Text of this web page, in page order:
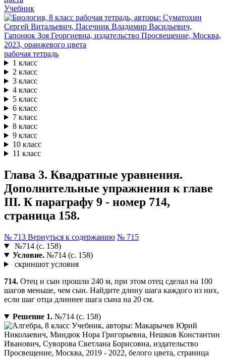
Учебник
рабочая тетрадь
1 класс
2 класс
3 класс
4 класс
5 класс
6 класс
7 класс
8 класс
9 класс
10 класс
11 класс
Глава 3. Квадратные уравнения.
Дополнительные упражнения к главе
III. К параграфу 9 - номер 714,
страница 158.
№ 713 Вернуться к содержанию № 715
№714 (с. 158)
Условие.№714 (с. 158)
скриншот условия
714. Отец и сын прошли 240 м, при этом отец сделал на 100
шагов меньше, чем сын. Найдите длину шага каждого из них,
если шаг отца длиннее шага сына на 20 см.
Решение 1.№714 (с. 158)